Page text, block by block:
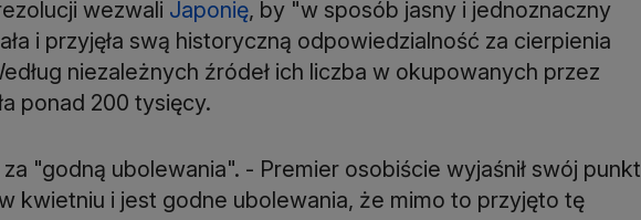
wezwali Japonię, by "w sposób jasny i jednoznaczny
i przyjęła swą historyczną odpowiedzialność za cierpienia
niezależnych źródeł ich liczba w okupowanych przez
ponad 200 tysięcy.
za "godną ubolewania". - Premier osobiście wyjaśnił swój punkt
kwietniu i jest godne ubolewania, że mimo to przyjęto tę